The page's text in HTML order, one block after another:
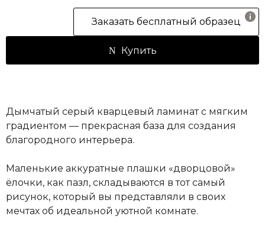
Заказать бесплатный образец
Купить
Дымчатый серый кварцевый ламинат с мягким
градиентом — прекрасная база для создания
благородного интерьера.
Маленькие аккуратные плашки «дворцовой»
ёлочки, как пазл, складываются в тот самый
рисунок, который вы представляли в своих
мечтах об идеальной уютной комнате.